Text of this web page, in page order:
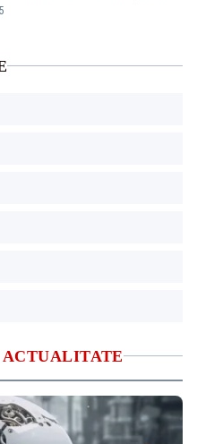
ACTUALITATE
europene”